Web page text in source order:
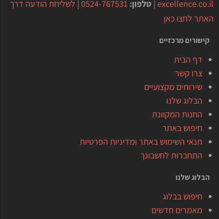
excellence.co.il
| טלפון: 0524-767531
| לשליחת הודעה דרך
האתר לחצו כאן
קישורים מרכזיים
דף הבית
צרו קשר
שירותים מקצועיים
הבלוג שלנו
החנות המקוונת
חיפוש באתר
תנאי השימוש באתר ומדיניות הפרטיות
התחברות לחשבונך
הבלוג שלנו
חיפוש בבלוג
מאמרים חדשים